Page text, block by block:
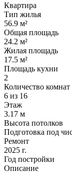
Квартира
Тип жилья
56.9 м²
Общая площадь
24.2 м²
Жилая площадь
17.5 м²
Площадь кухни
2
Количество комнат
6 из 16
Этаж
3.17 м
Высота потолков
Подготовка под
Ремонт
2025 г.
Год постройки
Описание